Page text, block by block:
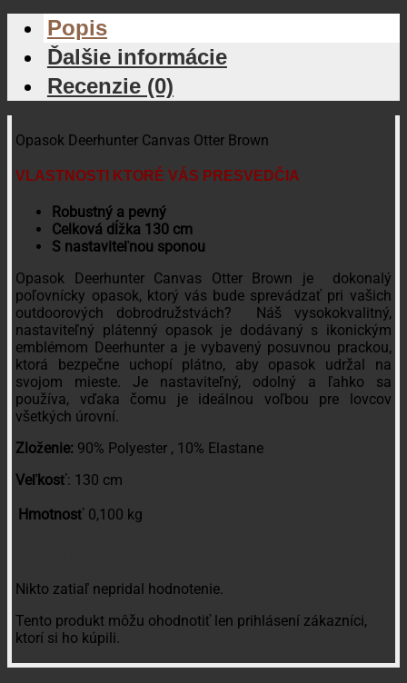
Popis
Ďalšie informácie
Recenzie (0)
Opasok Deerhunter Canvas Otter Brown
VLASTNOSTI KTORÉ VÁS PRESVEDČIA
Robustný a pevný
Celková dĺžka 130 cm
S nastaviteľnou sponou
Opasok Deerhunter Canvas Otter Brown je dokonalý
poľovnícky opasok, ktorý vás bude sprevádzať pri vašich
outdoorových dobrodružstvách? Náš vysokokvalitný,
nastaviteľný plátenný opasok je dodávaný s ikonickým
emblémom Deerhunter a je vybavený posuvnou prackou,
ktorá bezpečne uchopí plátno, aby opasok udržal na
svojom mieste. Je nastaviteľný, odolný a ľahko sa
používa, vďaka čomu je ideálnou voľbou pre lovcov
všetkých úrovní.
Zloženie: 90% Polyester , 10% Elastane
Veľkosť: 130 cm
Hmotnosť 0,100 kg
Nikto zatiaľ nepridal hodnotenie.
Tento produkt môžu ohodnotiť len prihlásení zákazníci,
ktorí si ho kúpili.